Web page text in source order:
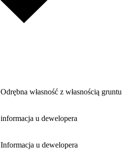
Odrębna własność z własnością gruntu
informacja u dewelopera
Informacja u dewelopera